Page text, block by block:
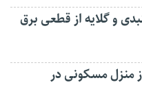
و گلایه از قطعی برق
منزل مسکونی در